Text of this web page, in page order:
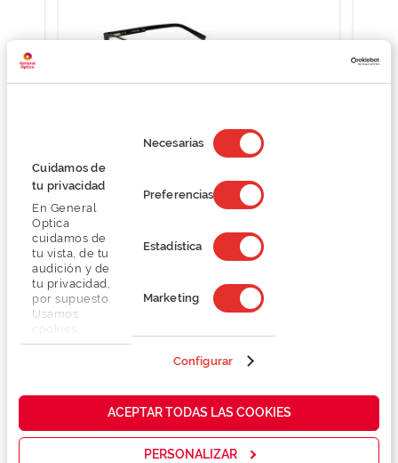
Cuidamos de
tu privacidad
En General
Optica
cuidamos de
tu vista, de tu
audición y de
tu privacidad,
por supuesto.
Usamos
propias y de
cómo mejorar
servicios y
de
consentimiento
Necesarias
Preferencias
Estadística
Marketing
Configurar
ACEPTAR TODAS LAS COOKIES
PERSONALIZAR
Lacoste L2271N
O preço inclui apenas a armação
83,00 €
166,00 €
Detalhes
Marca